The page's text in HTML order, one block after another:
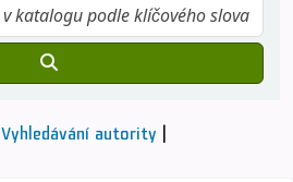
Vyhledávání autority